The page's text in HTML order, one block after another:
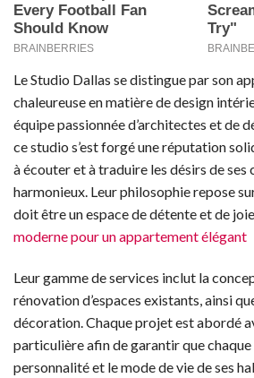
Le Studio Dallas se distingue par son
chaleureuse en matière de design
équipe passionnée d’architectes et de
ce studio s’est forgé une réputation
à écouter et à traduire les désirs de ses
harmonieux. Leur philosophie repose
doit être un espace de détente et de
moderne pour un appartement élégant
Leur gamme de services inclut la
rénovation d’espaces existants, ainsi
décoration. Chaque projet est abordé
particulière afin de garantir que
personnalité et le mode de vie de ses